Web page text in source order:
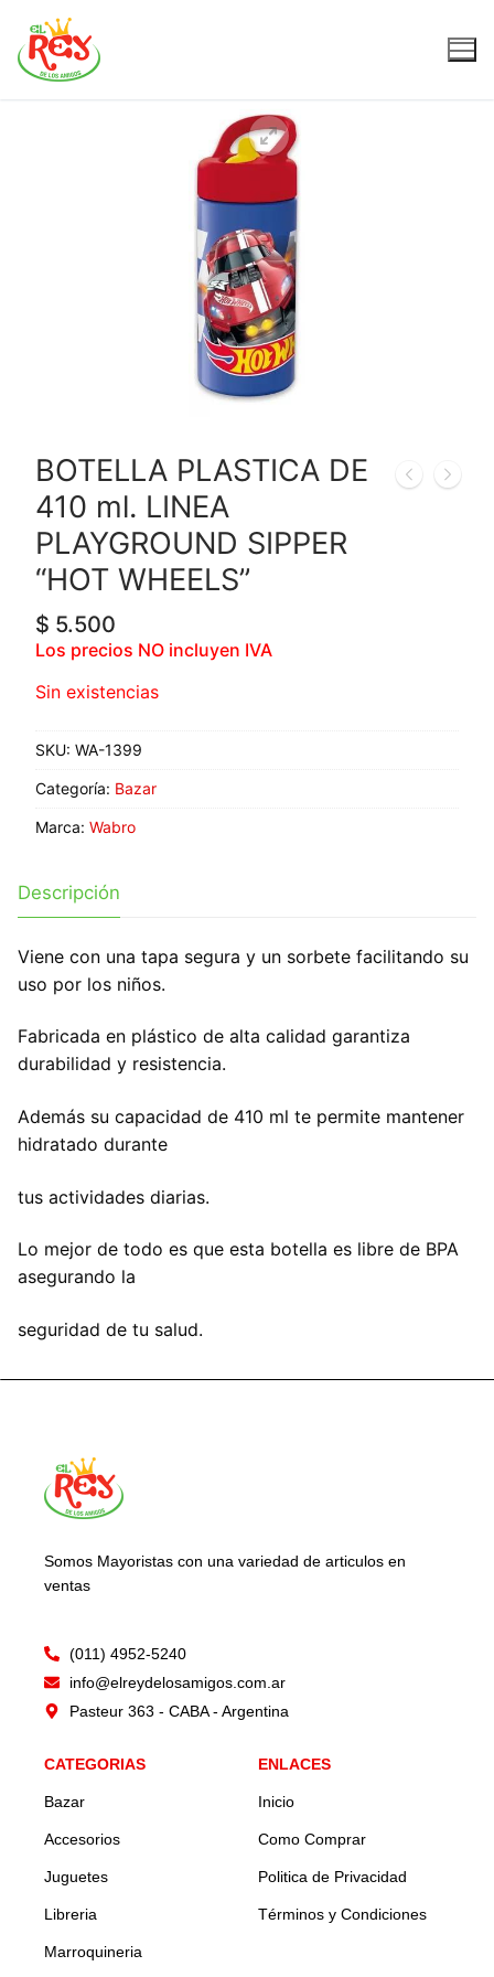
BOTELLA PLASTICA DE
410 ml. LINEA
PLAYGROUND SIPPER
“HOT WHEELS”
$ 5.500
Los precios NO incluyen IVA
Sin existencias
SKU: WA-1399
Categoría: Bazar
Marca: Wabro
Descripción
Viene con una tapa segura y un sorbete facilitando su
uso por los niños.
Fabricada en plástico de alta calidad garantiza
durabilidad y resistencia.
Además su capacidad de 410 ml te permite mantener
hidratado durante
tus actividades diarias.
Lo mejor de todo es que esta botella es libre de BPA
asegurando la
seguridad de tu salud.
Somos Mayoristas con una variedad de articulos en
ventas
(011) 4952-5240
info@elreydelosamigos.com.ar
Pasteur 363 - CABA - Argentina
CATEGORIAS
Bazar
Accesorios
Juguetes
Libreria
Marroquineria
ENLACES
Inicio
Como Comprar
Politica de Privacidad
Términos y Condiciones